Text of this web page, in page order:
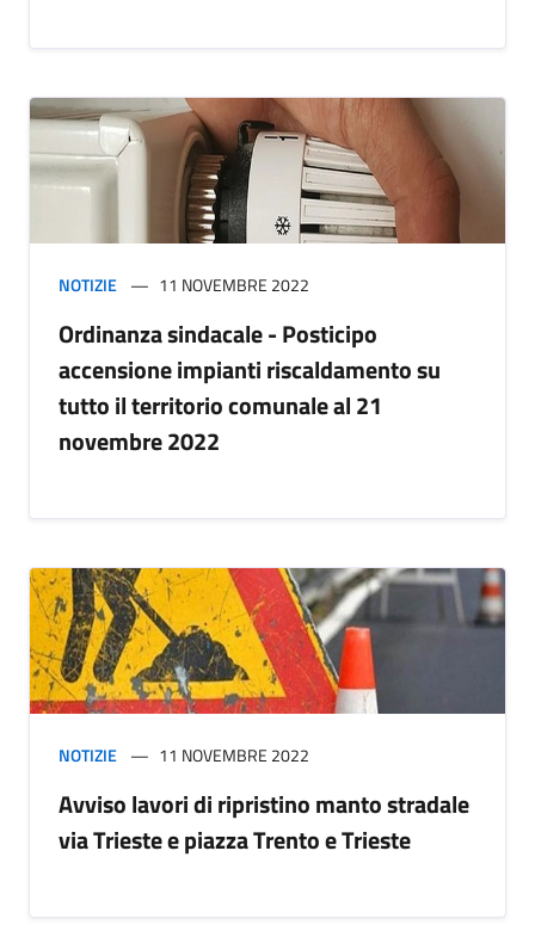
NOTIZIE 11 NOVEMBRE 2022
Ordinanza sindacale - Posticipo
accensione impianti riscaldamento su
tutto il territorio comunale al 21
novembre 2022
NOTIZIE 11 NOVEMBRE 2022
Avviso lavori di ripristino manto stradale
via Trieste e piazza Trento e Trieste